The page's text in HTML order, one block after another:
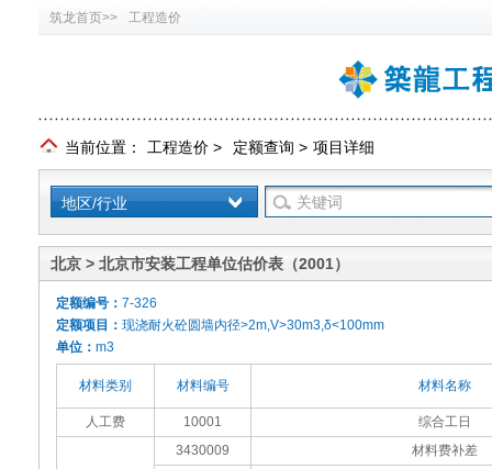
筑龙首页>> 工程造价
当前位置： 工程造价 > 定额查询 > 项目详细
地区/行业
北京 > 北京市安装工程单位估价表（2001）
定额编号： 7-326
定额项目： 现浇耐火砼圆墙内径>2m,V>30m3,δ<100mm
单位： m3
材料类别 材料编号 材料名称
人工费 10001 综合工日
3430009
材料费补差